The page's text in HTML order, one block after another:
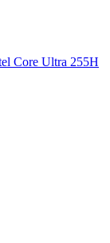
Core Ultra 255H